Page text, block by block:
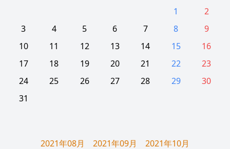
1
2
3
4 5 6 7 8
9
10
11 12 13 14 15
16
17
18 19 20 21 22
23
24
25 26 27 28 29
30
31
2021年08月 2021年09月
2021年10月